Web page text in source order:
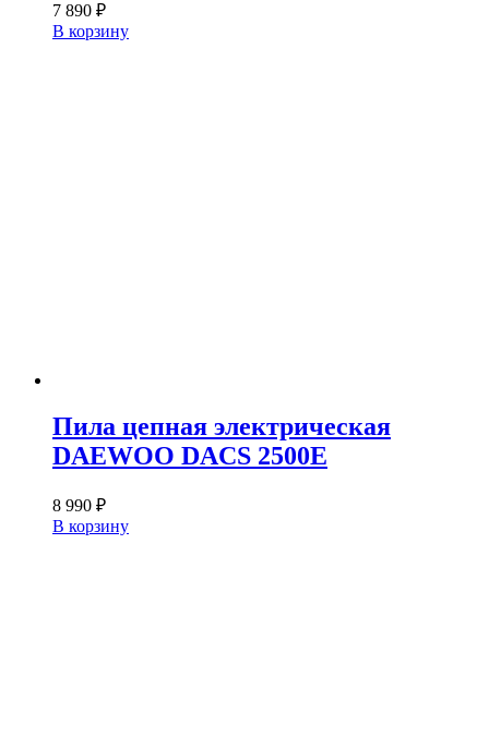
7 890 ₽
В корзину
Пила цепная электрическая
DAEWOO DACS 2500E
8 990 ₽
В корзину